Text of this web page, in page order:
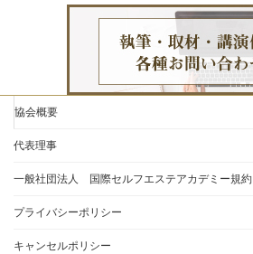
協会概要
代表理事
一般社団法人 国際セルフエステアカデミー規約
プライバシーポリシー
キャンセルポリシー